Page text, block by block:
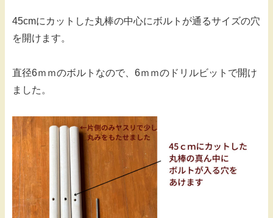
45cmにカットした丸棒の中心にボルトが通るサイズの穴
を開けます。
直径6ｍｍのボルトなので、6ｍｍのドリルビットで開け
ました。